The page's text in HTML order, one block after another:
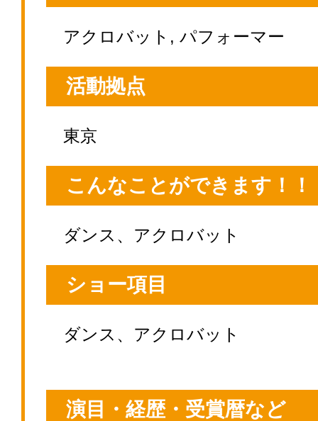
アクロバット, パフォーマー
活動拠点
東京
こんなことができます！！
ダンス、アクロバット
ショー項目
ダンス、アクロバット
演目・経歴・受賞暦など